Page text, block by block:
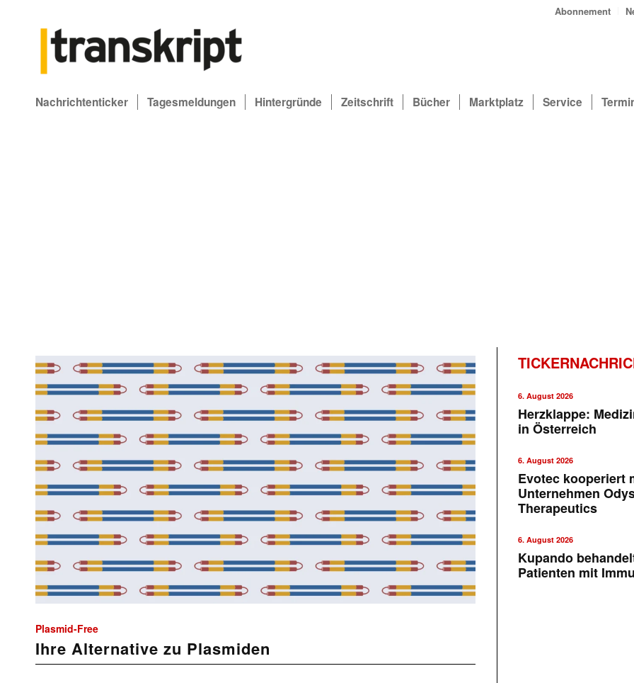
Abonnement
Nachrichtenticker Tagesmeldungen Hintergründe Zeitschrift Bücher Marktplatz Service
Plasmid-Free
Ihre Alternative zu Plasmiden
6. August 2026
Herzklappe:
in Österreich
6. August 2026
Evotec kooperiert
Unternehmen
Therapeutics
6. August 2026
Kupando
Patienten mit